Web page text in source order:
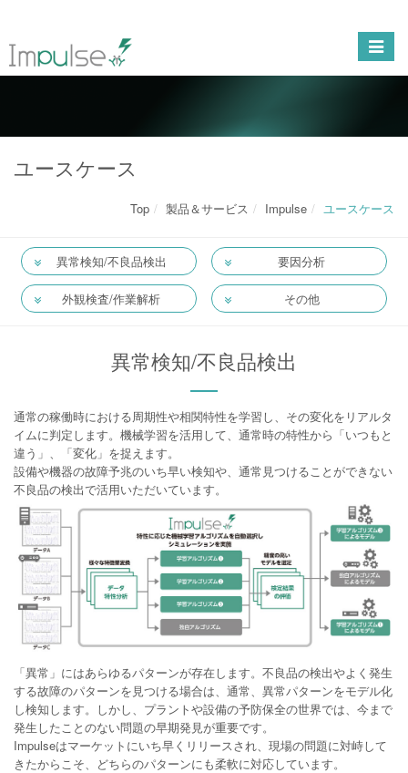
ユースケース
Top 製品＆サービス Impulse ユースケース
異常検知/不良品検出 要因分析
外観検査/作業解析 その他
異常検知/不良品検出
通常の稼働時における周期性や相関特性を学習し、その変化をリアルタ
イムに判定します。機械学習を活用して、通常時の特性から「いつもと
違う」、「変化」を捉えます。
設備や機器の故障予兆のいち早い検知や、通常見つけることができない
不良品の検出で活用いただいています。
「異常」にはあらゆるパターンが存在します。不良品の検出やよく発生
する故障のパターンを見つける場合は、通常、異常パターンをモデル化
し検知します。しかし、プラントや設備の予防保全の世界では、今まで
発生したことのない問題の早期発見が重要です。
Impulseはマーケットにいち早くリリースされ、現場の問題に対峙して
きたからこそ、どちらのパターンにも柔軟に対応しています。